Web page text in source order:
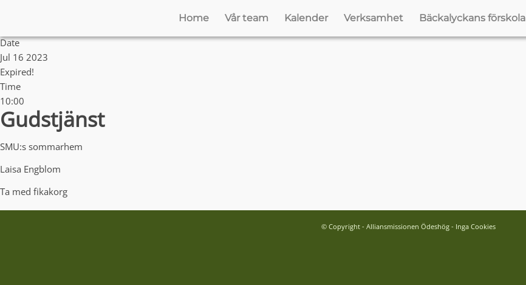
Home Vår team Kalender Verksamhet Bäckalyckans förskola
Date
Jul 16 2023
Expired!
Time
10:00
Gudstjänst
SMU:s sommarhem
Laisa Engblom
Ta med fikakorg
© Copyright - Alliansmissionen Ödeshög - Inga Cookies